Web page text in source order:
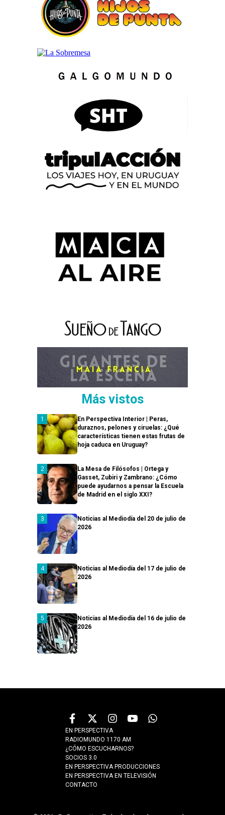
Más vistos
En Perspectiva Interior | Peras,
duraznos, pelones y ciruelas: ¿Qué
características tienen estas frutas de
hoja caduca en Uruguay?
La Mesa de Filósofos | Ortega y
Gasset, Zubiri y Zambrano: ¿Cómo
puede ayudarnos a pensar la Escuela
de Madrid en el siglo XXI?
Noticias al Mediodía del 20 de julio de
2026
Noticias al Mediodía del 17 de julio de
2026
Noticias al Mediodía del 16 de julio de
2026
EN PERSPECTIVA
RADIOMUNDO 1170 AM
¿CÓMO ESCUCHARNOS?
SOCIOS 3.0
EN PERSPECTIVA PRODUCCIONES
EN PERSPECTIVA EN TELEVISIÓN
CONTACTO